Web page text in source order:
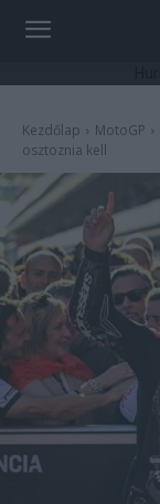
Kezdőlap MotoGP
osztoznia kell